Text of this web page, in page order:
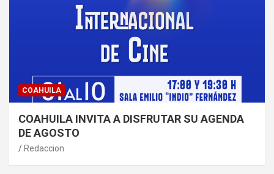
COAHUILA
COAHUILA INVITA A DISFRUTAR SU AGENDA
DE AGOSTO
Redaccion